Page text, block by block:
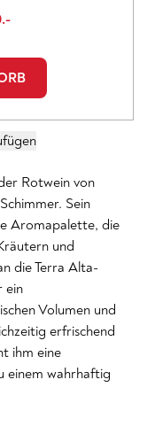
Rotwein von
Sein
Aromapalette, die
und
die Terra Alta-
ein
Volumen und
erfrischend
ihm eine
einem wahrhaftig